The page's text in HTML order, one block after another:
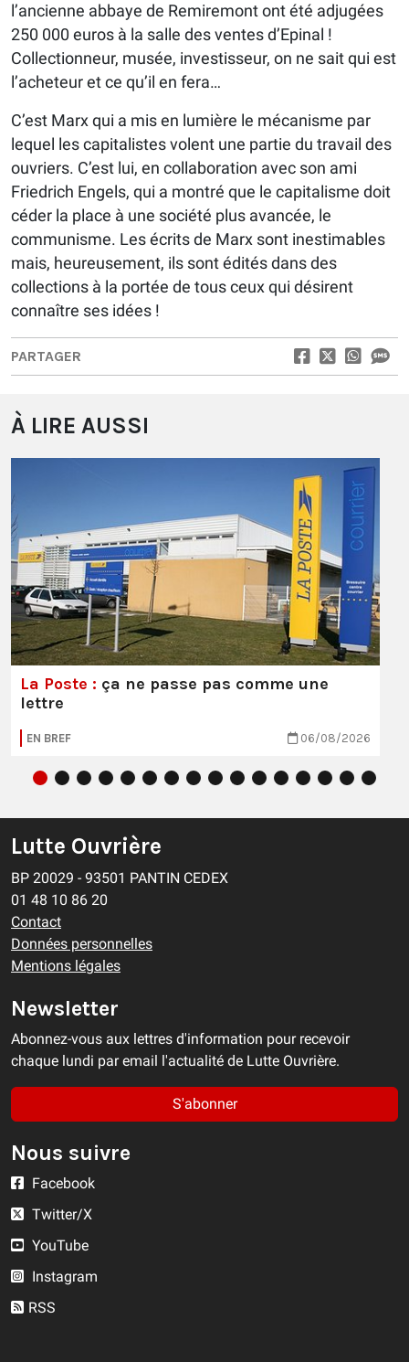
l’ancienne abbaye de Remiremont ont été adjugées
250 000 euros à la salle des ventes d’Epinal !
Collectionneur, musée, investisseur, on ne sait qui est
l’acheteur et ce qu’il en fera…
C’est Marx qui a mis en lumière le mécanisme par
lequel les capitalistes volent une partie du travail des
ouvriers. C’est lui, en collaboration avec son ami
Friedrich Engels, qui a montré que le capitalisme doit
céder la place à une société plus avancée, le
communisme. Les écrits de Marx sont inestimables
mais, heureusement, ils sont édités dans des
collections à la portée de tous ceux qui désirent
connaître ses idées !
PARTAGER
À LIRE AUSSI
La Poste : ça ne passe pas comme une
lettre
EN BREF 06/08/2026
Lutte Ouvrière
BP 20029 - 93501 PANTIN CEDEX
01 48 10 86 20
Contact
Données personnelles
Mentions légales
Newsletter
Abonnez-vous aux lettres d'information pour recevoir
chaque lundi par email l'actualité de Lutte Ouvrière.
S'abonner
Nous suivre
Facebook
Twitter/X
YouTube
Instagram
RSS